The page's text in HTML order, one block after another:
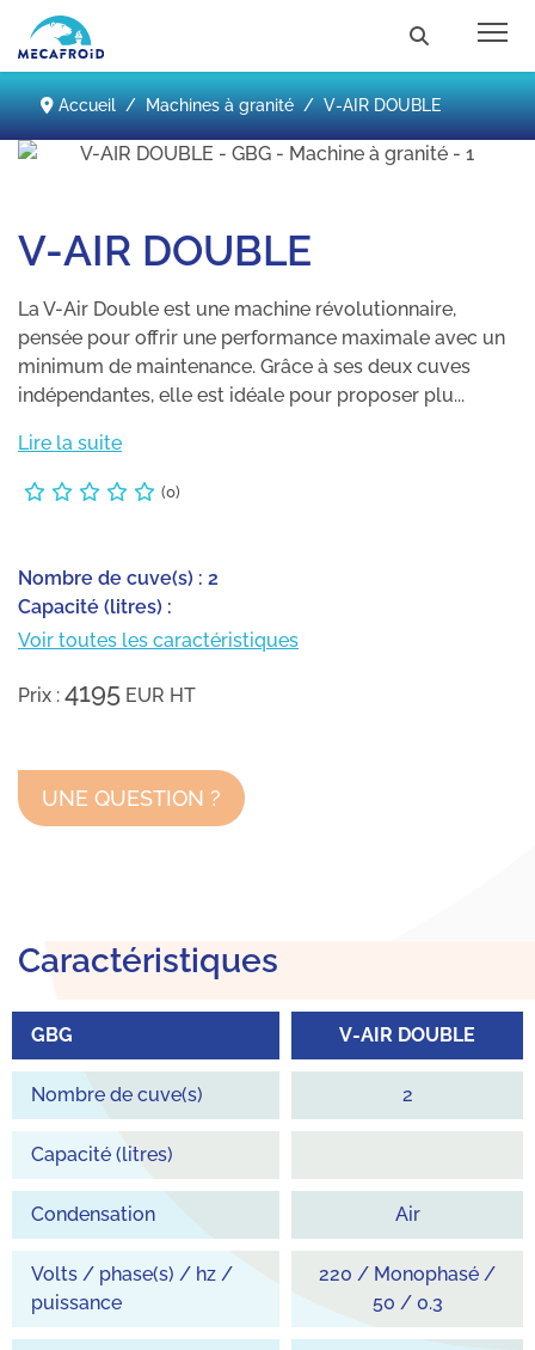
Accueil Machines à granité V-AIR DOUBLE
V-AIR DOUBLE
La V-Air Double est une machine révolutionnaire,
pensée pour offrir une performance maximale avec un
minimum de maintenance. Grâce à ses deux cuves
indépendantes, elle est idéale pour proposer plu...
Lire la suite
(0)
Nombre de cuve(s) : 2
Capacité (litres) :
Voir toutes les caractéristiques
Prix : 4195 EUR HT
UNE QUESTION ?
Caractéristiques
GBG V-AIR DOUBLE
Nombre de cuve(s) 2
Capacité (litres)
Condensation Air
Volts / phase(s) / hz /
puissance
220 / Monophasé /
50 / 0.3